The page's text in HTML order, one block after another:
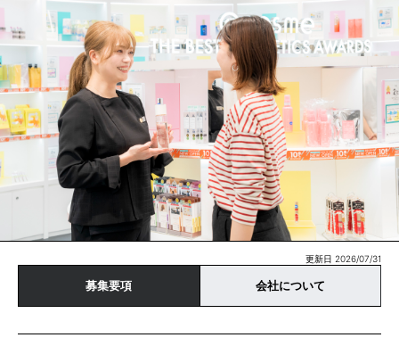
更新日 2026/07/31
募集要項 会社について